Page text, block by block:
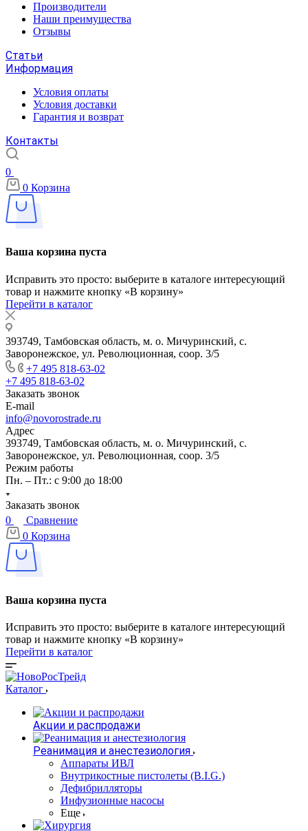
Производители
Наши преимущества
Отзывы
Статьи
Информация
Условия оплаты
Условия доставки
Гарантия и возврат
Контакты
0
0 Корзина
Ваша корзина пуста
Исправить это просто: выберите в каталоге интересующий
товар и нажмите кнопку «В корзину»
Перейти в каталог
393749, Тамбовская область, м. о. Мичуринский, с.
Заворонежское, ул. Революционная, соор. 3/5
+7 495 818-63-02
+7 495 818-63-02
Заказать звонок
E-mail
info@novorostrade.ru
Адрес
393749, Тамбовская область, м. о. Мичуринский, с.
Заворонежское, ул. Революционная, соор. 3/5
Режим работы
Пн. – Пт.: с 9:00 до 18:00
Заказать звонок
0
Сравнение
0 Корзина
Ваша корзина пуста
Исправить это просто: выберите в каталоге интересующий
товар и нажмите кнопку «В корзину»
Перейти в каталог
Каталог
Акции и распродажи
Реанимация и анестезиология
Аппараты ИВЛ
Внутрикостные пистолеты (B.I.G.)
Дефибрилляторы
Инфузионные насосы
Еще